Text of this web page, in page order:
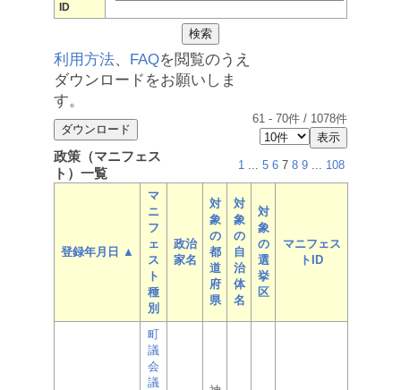
ID
利用方法、 FAQを閲覧のうえ
ダウンロードをお願いしま
す。
61 - 70件 / 1078件
政策（マニフェス
ト）一覧
1 ... 5 6 7 8 9 ... 108
登録年月日 ▲
マ
ニ
フ
ェ
ス
ト
種
別
政治
家名
対
象
の
都
道
府
県
対
象
の
自
治
体
名
対
象
の
選
挙
区
マニフェス
トID
町
議
会
議